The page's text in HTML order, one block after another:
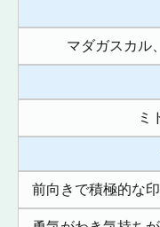
マダガスカル
ミ
前向きで積極的な